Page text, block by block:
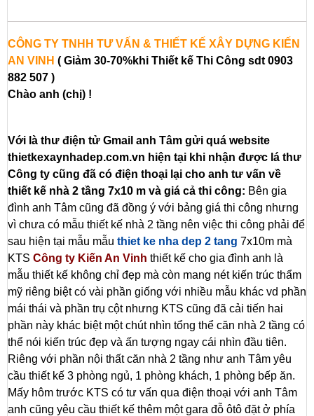
CÔNG TY TNHH TƯ VẤN & THIẾT KẾ XÂY DỰNG KIẾN
AN VINH ( Giảm 30-70%khi Thiết kế Thi Công sdt 0903
882 507 )
Chào anh (chị) !
Với là thư điện tử Gmail anh Tâm gửi quá website
thietkexaynhadep.com.vn hiện tại khi nhận được lá thư
Công ty cũng đã có điện thoại lại cho anh tư vấn về
thiết kế nhà 2 tầng 7x10 m và giá cả thi công: Bên gia
đình anh Tâm cũng đã đồng ý với bảng giá thi công nhưng
vì chưa có mẫu thiết kế nhà 2 tầng nên việc thi công phải để
sau hiện tại mẫu mẫu thiet ke nha dep 2 tang 7x10m mà
KTS Công ty Kiến An Vinh thiết kế cho gia đình anh là
mẫu thiết kế không chỉ đẹp mà còn mang nét kiến trúc thẩm
mỹ riêng biệt có vài phần giống với nhiều mẫu khác vd phần
mái thái và phần trụ cột nhưng KTS cũng đã cải tiến hai
phần này khác biệt một chút nhìn tổng thể căn nhà 2 tầng có
thể nói kiến trúc đẹp và ấn tượng ngay cái nhìn đầu tiên.
Riêng với phần nội thất căn nhà 2 tầng như anh Tâm yêu
cầu thiết kế 3 phòng ngủ, 1 phòng khách, 1 phòng bếp ăn.
Mấy hôm trước KTS có tư vấn qua điện thoại với anh Tâm
anh cũng yêu cầu thiết kế thêm một gara đỗ ôtô đặt ở phía